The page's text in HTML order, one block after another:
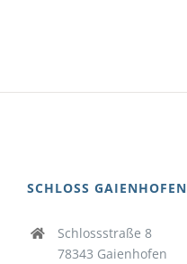
SCHLOSS GAIENHOFEN
Schlossstraße 8
78343 Gaienhofen